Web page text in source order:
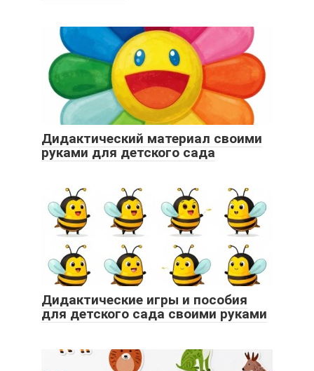
Дидактический материал своими
руками для детского сада
Дидактические игры и пособия
для детского сада своими руками